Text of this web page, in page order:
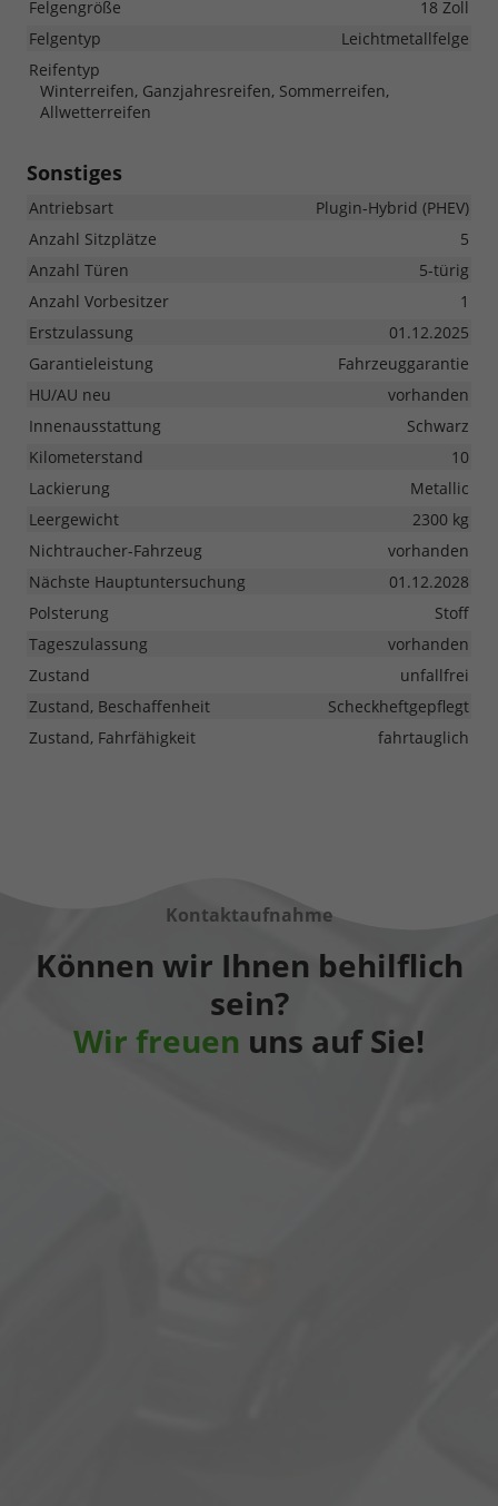
Felgengröße
18 Zoll
Felgentyp
Leichtmetallfelge
Reifentyp
Winterreifen, Ganzjahresreifen, Sommerreifen,
Allwetterreifen
Sonstiges
Antriebsart
Plugin-Hybrid (PHEV)
Anzahl Sitzplätze
5
Anzahl Türen
5-türig
Anzahl Vorbesitzer
1
Erstzulassung
01.12.2025
Garantieleistung
Fahrzeuggarantie
HU/AU neu
vorhanden
Innenausstattung
Schwarz
Kilometerstand
10
Lackierung
Metallic
Leergewicht
2300 kg
Nichtraucher-Fahrzeug
vorhanden
Nächste Hauptuntersuchung
01.12.2028
Polsterung
Stoff
Tageszulassung
vorhanden
Zustand
unfallfrei
Zustand, Beschaffenheit
Scheckheftgepflegt
Zustand, Fahrfähigkeit
fahrtauglich
Kontaktaufnahme
Können wir Ihnen behilflich
sein?
Wir freuen uns auf Sie!